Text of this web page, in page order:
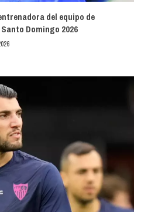
del equipo de
Domingo 2026